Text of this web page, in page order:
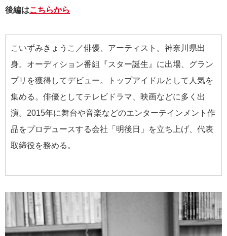
後編はこちらから
こいずみきょうこ／俳優、アーティスト。神奈川県出
身。オーディション番組『スター誕生』に出場、グラン
プリを獲得してデビュー。トップアイドルとして人気を
集める。俳優としてテレビドラマ、映画などに多く出
演。2015年に舞台や音楽などのエンターテインメント作
品をプロデュースする会社「明後日」を立ち上げ、代表
取締役を務める。